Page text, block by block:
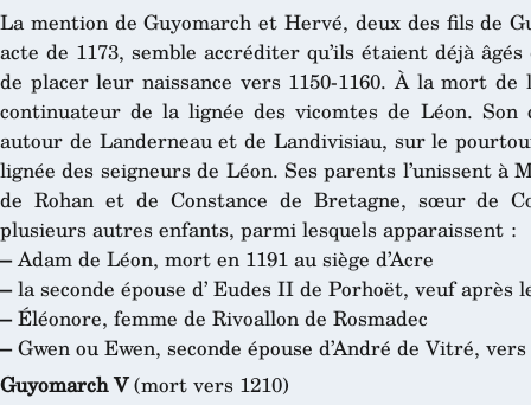
La mention de Guyomarch et Hervé, deux des fils de
acte de 1173, semble accréditer qu’ils étaient déjà
de placer leur naissance vers 1150-1160. À la mort
continuateur de la lignée des vicomtes de Léon.
autour de Landerneau et de Landivisiau, sur le
lignée des seigneurs de Léon. Ses parents l’unissent à
de Rohan et de Constance de Bretagne, sœur de
plusieurs autres enfants, parmi lesquels apparaissent :
–Adam de Léon, mort en 1191 au siège d’Acre
–la seconde épouse d’ Eudes II de Porhoët, veuf après
–Éléonore, femme de Rivoallon de Rosmadec
–Gwen ou Ewen, seconde épouse d’André de Vitré, vers
Guyomarch V(mort vers 1210)